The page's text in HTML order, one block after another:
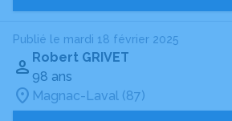
Publié le mardi 18 février 2025
Robert GRIVET
98 ans
Magnac-Laval (87)